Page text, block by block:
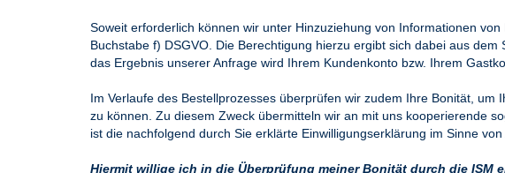
Soweit erforderlich können wir unter Hinzuziehung von Informationen
Buchstabe f) DSGVO. Die Berechtigung hierzu ergibt sich dabei aus
das Ergebnis unserer Anfrage wird Ihrem Kundenkonto bzw. Ihrem
Im Verlaufe des Bestellprozesses überprüfen wir zudem Ihre Bonität,
zu können. Zu diesem Zweck übermitteln wir an mit uns kooperierende
ist die nachfolgend durch Sie erklärte Einwilligungserklärung im Sinne
Hiermit willige ich in die Überprüfung meiner Bonität durch die